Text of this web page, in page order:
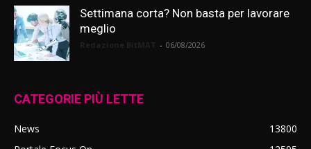
Settimana corta? Non basta per lavorare
meglio
- 06/08/2026
CATEGORIE PIÙ LETTE
News
13800